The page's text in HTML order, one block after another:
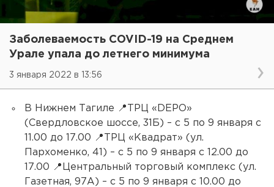
Заболеваемость COVID-19 на Среднем
Урале упала до летнего минимума
3 января 2022 в 13:56
В Нижнем Тагиле 📍ТРЦ «DEPO»
(Свердловское шоссе, 31Б) – с 5 по 9 января с
11.00 до 17.00 📍ТРЦ «Квадрат» (ул.
Пархоменко, 41) – с 5 по 9 января с 12.00 до
17.00 📍Центральный торговый комплекс (ул.
Газетная, 97А) – с 5 по 9 января с 10.00 до